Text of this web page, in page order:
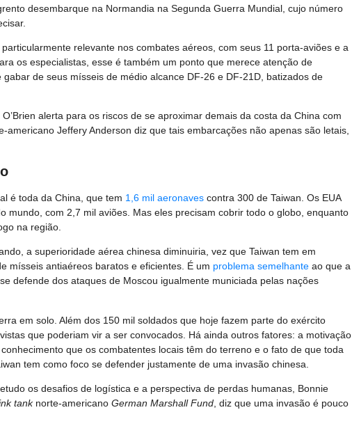
desembarque na Normandia na Segunda Guerra Mundial, cujo número
relevante nos combates aéreos, com seus 11 porta-aviões e a
os especialistas, esse é também um ponto que merece atenção de
de seus mísseis de médio alcance DF-26 e DF-21D, batizados de
alerta para os riscos de se aproximar demais da costa da China com
americano Jeffery Anderson diz que tais embarcações não apenas são letais,
é toda da China, que tem 1,6 mil aeronaves contra 300 de Taiwan. Os EUA
mundo, com 2,7 mil aviões. Mas eles precisam cobrir todo o globo, enquanto
na região.
a superioridade aérea chinesa diminuiria, vez que Taiwan tem em
mísseis antiaéreos baratos e eficientes. É um problema semelhante ao que a
defende dos ataques de Moscou igualmente municiada pelas nações
em solo. Além dos 150 mil soldados que hoje fazem parte do exército
que poderiam vir a ser convocados. Há ainda outros fatores: a motivação
que os combatentes locais têm do terreno e o fato de que toda
tem como foco se defender justamente de uma invasão chinesa.
os desafios de logística e a perspectiva de perdas humanas, Bonnie
tanknorte-americano German Marshall Fund , diz que uma invasão é pouco